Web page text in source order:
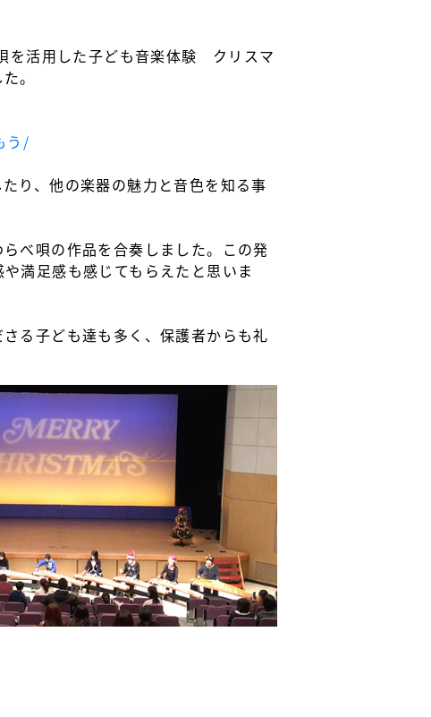
を活用した子ども音楽体験 クリスマ
。
う/
り、他の楽器の魅力と音色を知る事
べ唄の作品を合奏しました。この発
満足感も感じてもらえたと思いま
る子ども達も多く、保護者からも礼